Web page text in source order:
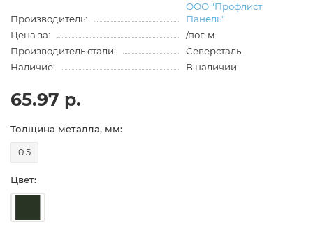
Производитель:
ООО "Профлист
Панель"
Цена за:
/пог. м
Производитель стали:
Северсталь
Наличие:
В наличии
65.97 р.
Толщина металла, мм:
0.5
Цвет: